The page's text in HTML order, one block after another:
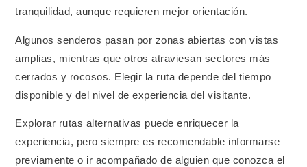
tranquilidad, aunque requieren mejor orientación.
Algunos senderos pasan por zonas abiertas con vistas
amplias, mientras que otros atraviesan sectores más
cerrados y rocosos. Elegir la ruta depende del tiempo
disponible y del nivel de experiencia del visitante.
Explorar rutas alternativas puede enriquecer la
experiencia, pero siempre es recomendable informarse
previamente o ir acompañado de alguien que conozca el